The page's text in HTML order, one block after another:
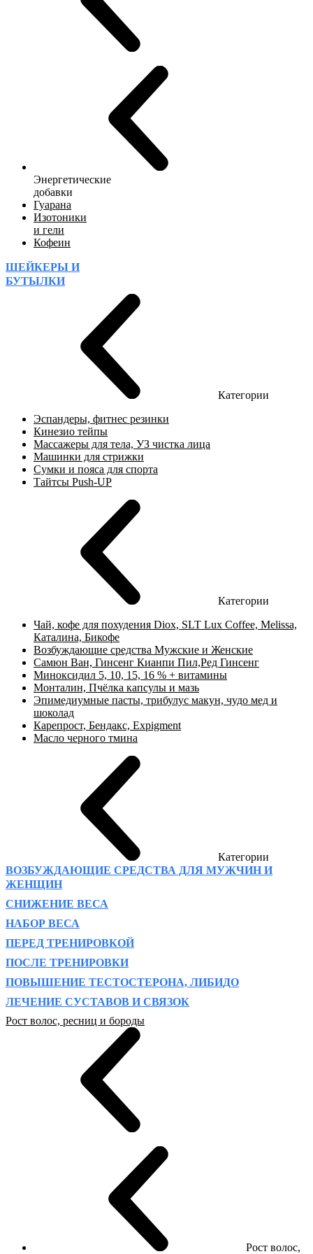
Энергетические
добавки
Гуарана
Изотоники
и гели
Кофеин
ШЕЙКЕРЫ И
БУТЫЛКИ
Категории
Эспандеры, фитнес резинки
Кинезио тейпы
Массажеры для тела, УЗ чистка лица
Машинки для стрижки
Сумки и пояса для спорта
Тайтсы Push-UP
Категории
Чай, кофе для похудения Diox, SLT Lux Coffee, Melissa,
Каталина, Бикофе
Возбуждающие средства Мужские и Женские
Самюн Ван, Гинсенг Кианпи Пил,Ред Гинсенг
Миноксидил 5, 10, 15, 16 % + витамины
Монталин, Пчёлка капсулы и мазь
Эпимедиумные пасты, трибулус макун, чудо мед и
шоколад
Карепрост, Бендакс, Expigment
Масло черного тмина
Категории
ВОЗБУЖДАЮЩИЕ СРЕДСТВА ДЛЯ МУЖЧИН И
ЖЕНЩИН
СНИЖЕНИЕ ВЕСА
НАБОР ВЕСА
ПЕРЕД ТРЕНИРОВКОЙ
ПОСЛЕ ТРЕНИРОВКИ
ПОВЫШЕНИЕ ТЕСТОСТЕРОНА, ЛИБИДО
ЛЕЧЕНИЕ СУСТАВОВ И СВЯЗОК
Рост волос, ресниц и бороды
Рост волос,